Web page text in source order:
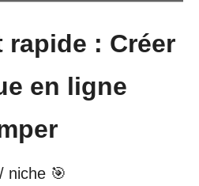
rapide : Créer
en ligne
niche 🎯